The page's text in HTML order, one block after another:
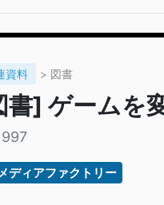
資料 > 図書
書] ゲームを
ディアファクトリー